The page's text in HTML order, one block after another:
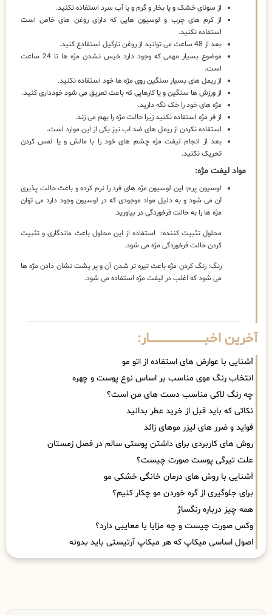
از سونای خشک و یا بخار و گرم و یا آب سرد استفاده نکنید.
از کرم های چرب و لوسیون هایی که دارای روغن های خاص است
استفاده نکنید.
بعد از 48 ساعت می توانید از روغن نارگیل استفادع کنید.
موضوع بسیار مهمی که وجود دارد خیس نشدن مژه ها تا 24 ساعت
است.
از ریمل های بسیار سنگین روی مژه ها خود استفاده نکنید.
از ورزش ها سنگین و یا کارهایی که باعث تعریق می شود خودداری کنید.
مژه های خود را خک نگه دارید.
از فر مژه استفاده نکنید زیرا حالت مژه را بهم می زند.
استفاده نکردن از ریمل های ضد آب نیز یکی از این موارد است.
بعد از انجام لیفت مژه چشم های خود را با مالش و یا لمس کردن
تحریک نکنید.
مواد لیفت مژه:
لوسیون پرم: این لوسیون مژه های فرد را نرم کرده و باعث حالت پذیری
آن می شود و به دلیل مواد موجودی که در لوسیون وجود دارد می توان
مژه ها را به حالت فرخوردگی در بیاورید.
محلول تثبیت کننده: استفاده از این محلول باعث ماندگاری و تثبیت
کردن حالت فرخوردگی مژه می شود.
رنگ: رنگ کردن مژه باعث تیره تر شدن آن و پر پشت نشان دادن مژه ها
می شود که اغلب در لیفت مژه استفاده می شود.
آخرین اخبــــــــــــــــــــــــــــــار:
آشنایی با عوارض های استفاده از اتو مو
انتخاب رنگ موی مناسب بر اساس نوع پوست و چهره
چه رنگ لاکی مناسب دست های من است؟
نکاتی که باید قبل از خرید عطر بدانید
فواید و ضرر های لیزر موهای زائد
روش های کاربردی برای داشتن پوستی سالم در فصل زمستان
علت تیرگی پوست صورت چیست؟
آشنایی با روش های درمان خانگی خشکی مو
برای جلوگیری از گره خوردن مو چکار کنیم؟
همه چیز درباره رنگساژ
وکس صورت چیست و چه مزایا یا معایبی دارد؟
اصول اساسی میکاپ که هر میکاپ آرتیستی باید بدونه